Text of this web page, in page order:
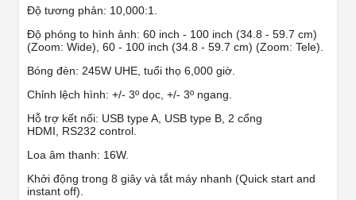
Độ tương phản: 10,000:1.
Độ phóng to hình ảnh: 60 inch - 100 inch (34.8 - 59.7 cm)
(Zoom: Wide), 60 - 100 inch (34.8 - 59.7 cm) (Zoom: Tele).
Bóng đèn: 245W UHE, tuổi thọ 6,000 giờ.
Chỉnh lệch hình: +/- 3º dọc, +/- 3º ngang.
Hỗ trợ kết nối: USB type A, USB type B, 2 cổng
HDMI, RS232 control.
Loa âm thanh: 16W.
Khởi động trong 8 giây và tắt máy nhanh (Quick start and
instant off).